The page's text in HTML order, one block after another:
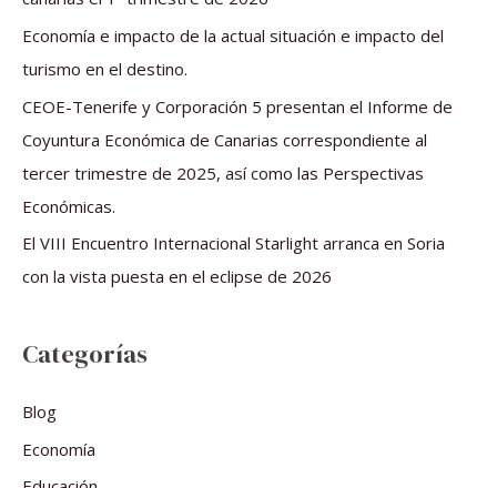
Economía e impacto de la actual situación e impacto del
turismo en el destino.
CEOE-Tenerife y Corporación 5 presentan el Informe de
Coyuntura Económica de Canarias correspondiente al
tercer trimestre de 2025, así como las Perspectivas
Económicas.
El VIII Encuentro Internacional Starlight arranca en Soria
con la vista puesta en el eclipse de 2026
Categorías
Blog
Economía